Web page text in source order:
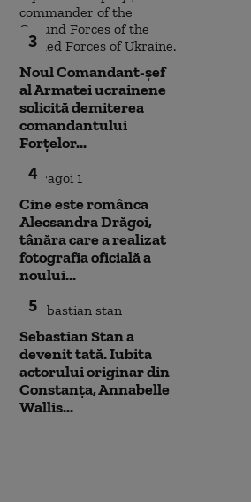
3
Noul Comandant-șef
al Armatei ucrainene
solicită demiterea
comandantului
Forțelor...
4
Cine este românca
Alecsandra Drăgoi,
tânăra care a realizat
fotografia oficială a
noului...
5
Sebastian Stan a
devenit tată. Iubita
actorului originar din
Constanța, Annabelle
Wallis...